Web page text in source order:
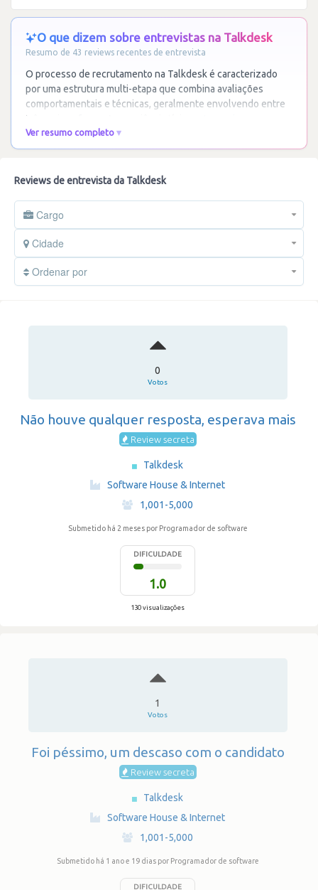
O que dizem sobre entrevistas na Talkdesk
Resumo de 43 reviews recentes de entrevista
O processo de recrutamento na Talkdesk é caracterizado
por uma estrutura multi-etapa que combina avaliações
comportamentais e técnicas, geralmente envolvendo entre
três a cinco fases. A experiência típica
Ver resumo completo
Reviews de entrevista da Talkdesk
Cargo
Cidade
Ordenar por
0
Votos
Não houve qualquer resposta, esperava mais
Review secreta
Talkdesk
Software House & Internet
·
1,001-5,000
Submetido há 2 meses por Programador de software
DIFICULDADE
1.0
130 visualizações
1
Votos
Foi péssimo, um descaso com o candidato
Review secreta
Talkdesk
Software House & Internet
·
1,001-5,000
Submetido há 1 ano e 19 dias por Programador de software
DIFICULDADE